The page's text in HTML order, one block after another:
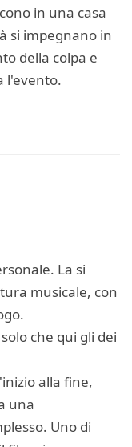
in una casa
si impegnano in
della colpa e
l'evento.
La si
musicale, con
che qui gli dei
alla fine,
una
Uno di